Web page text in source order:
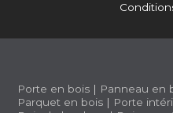
Porte en bois | Panneau en
Parquet en bois | Porte